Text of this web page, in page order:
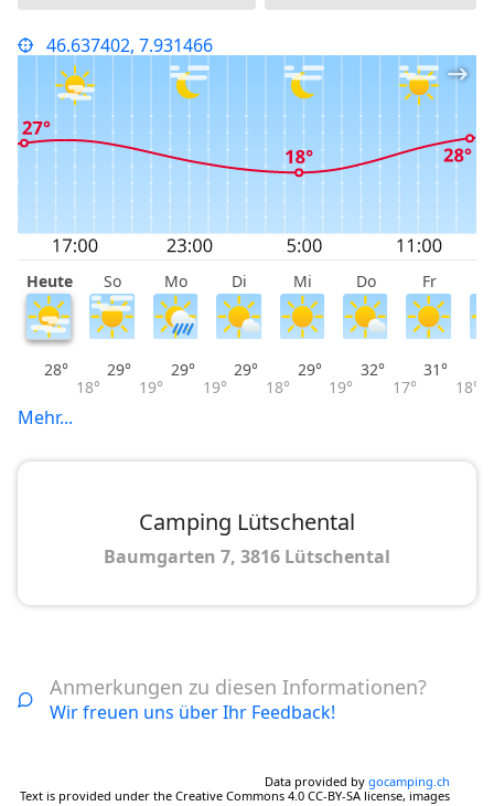
46.637402, 7.931466
Heute So Mo Di Mi Do Fr
28°
18°
29°
19°
29°
19°
29°
18°
29°
19°
32°
17°
31°
18°
Mehr...
Camping Lütschental
Baumgarten 7, 3816 Lütschental
Anmerkungen zu diesen Informationen?
Wir freuen uns über Ihr Feedback!
Data provided by gocamping.ch
Text is provided under the Creative Commons 4.0 CC-BY-SA license, images